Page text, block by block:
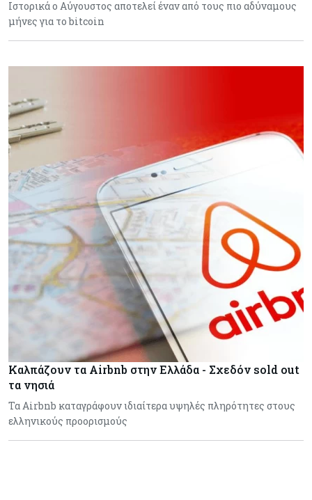
Ιστορικά ο Αύγουστος αποτελεί έναν από τους πιο αδύναμους
μήνες για το bitcoin
Καλπάζουν τα Airbnb στην Ελλάδα - Σχεδόν sold out
τα νησιά
Τα Airbnb καταγράφουν ιδιαίτερα υψηλές πληρότητες στους
ελληνικούς προορισμούς